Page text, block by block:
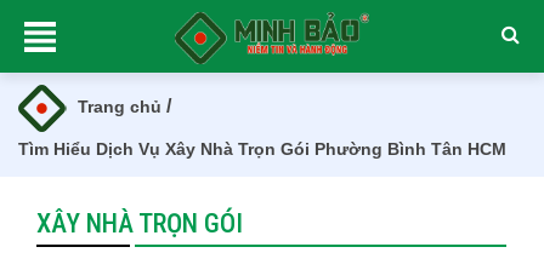
Trang chủ /
Tìm Hiểu Dịch Vụ Xây Nhà Trọn Gói Phường Bình Tân HCM
XÂY NHÀ TRỌN GÓI